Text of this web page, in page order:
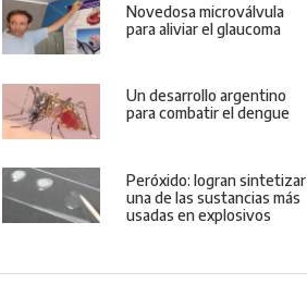
Novedosa microválvula
para aliviar el glaucoma
Un desarrollo argentino
para combatir el dengue
Peróxido: logran sintetizar
una de las sustancias más
usadas en explosivos